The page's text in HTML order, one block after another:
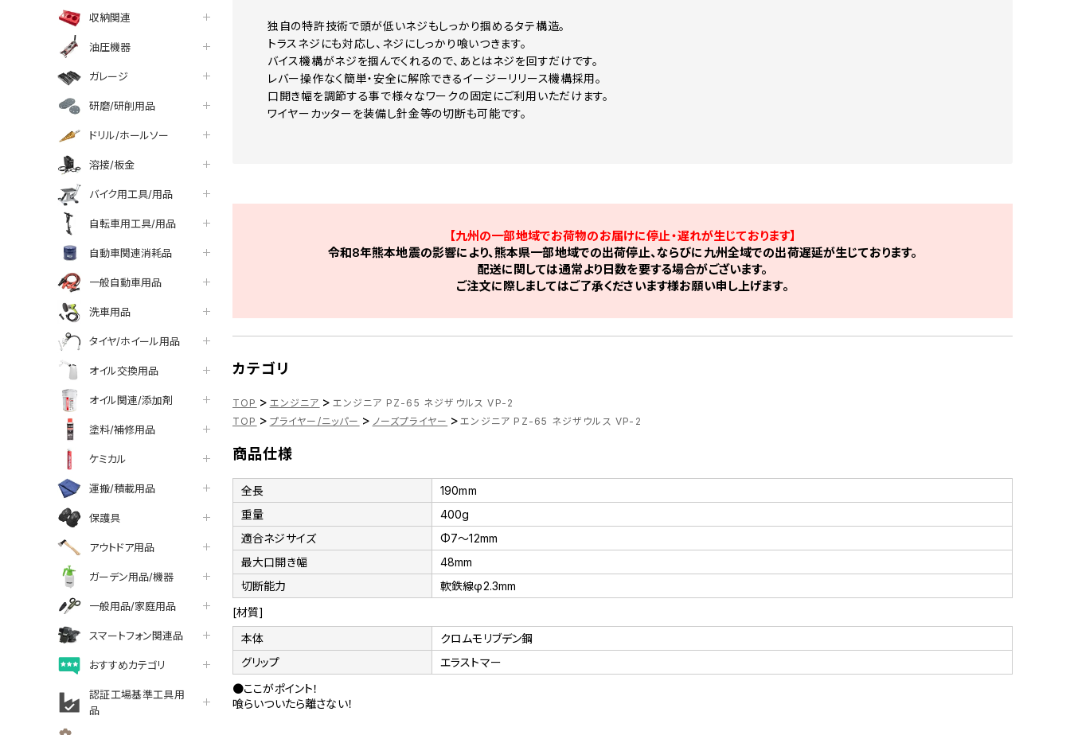
収納関連
油圧機器
ガレージ
研磨/研削用品
ドリル/ホールソー
溶接/板金
バイク用工具/用品
自転車用工具/用品
自動車関連消耗品
一般自動車用品
洗車用品
タイヤ/ホイール用品
オイル交換用品
オイル関連/添加剤
塗料/補修用品
ケミカル
運搬/積載用品
保護具
アウトドア用品
ガーデン用品/機器
一般用品/家庭用品
スマートフォン関連品
おすすめカテゴリ
認証工場基準工具用
品
独自の特許技術で頭が低いネジもしっかり掴めるタテ構造。
トラスネジにも対応し、ネジにしっかり喰いつきます。
バイス機構がネジを掴んでくれるので、あとはネジを回すだけです。
レバー操作なく簡単・安全に解除できるイージーリリース機構採用。
口開き幅を調節する事で様々なワークの固定にご利用いただけます。
ワイヤーカッターを装備し針金等の切断も可能です。
【九州の一部地域でお荷物のお届けに停止・遅れが生じております】
令和8年熊本地震の影響により、熊本県一部地域での出荷停止、ならびに九州全域での出荷遅延が生じております。
配送に関しては通常より日数を要する場合がございます。
ご注文に際しましてはご了承くださいます様お願い申し上げます。
カテゴリ
TOP > エンジニア > エンジニア PZ-65 ネジザウルス VP-2
TOP > プライヤー/ニッパー > ノーズプライヤー > エンジニア PZ-65 ネジザウルス VP-2
商品仕様
全長
190mm
重量
400g
適合ネジサイズ
Φ7～12mm
最大口開き幅
48mm
切断能力
軟鉄線φ2.3mm
[材質]
本体
クロムモリブデン鋼
グリップ
エラストマー
●ここがポイント！
喰らいついたら離さない！